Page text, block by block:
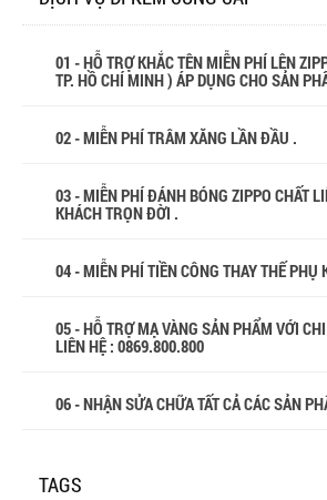
01 - HỖ TRỢ KHẮC TÊN MIỄN PHÍ LÊN
TP. HỒ CHÍ MINH ) ÁP DỤNG CHO SẢN
02 - MIỄN PHÍ TRÂM XĂNG LẦN ĐẦU .
03 - MIỄN PHÍ ĐÁNH BÓNG ZIPPO CHẤT
KHÁCH TRỌN ĐỜI .
04 - MIỄN PHÍ TIỀN CÔNG THAY THẾ PHỤ
05 - HỖ TRỢ MẠ VÀNG SẢN PHẨM VỚI
LIÊN HỆ : 0869.800.800
06 - NHẬN SỬA CHỮA TẤT CẢ CÁC SẢN
TAGS